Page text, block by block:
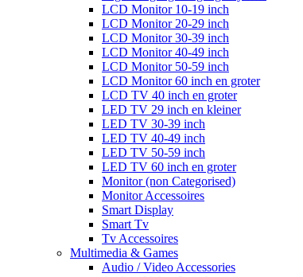
LCD Monitor 10-19 inch
LCD Monitor 20-29 inch
LCD Monitor 30-39 inch
LCD Monitor 40-49 inch
LCD Monitor 50-59 inch
LCD Monitor 60 inch en groter
LCD TV 40 inch en groter
LED TV 29 inch en kleiner
LED TV 30-39 inch
LED TV 40-49 inch
LED TV 50-59 inch
LED TV 60 inch en groter
Monitor (non Categorised)
Monitor Accessoires
Smart Display
Smart Tv
Tv Accessoires
Multimedia & Games
Audio / Video Accessories